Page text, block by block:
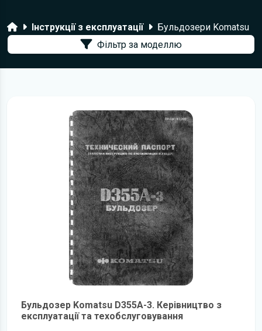
ГоловнаІнструкції з експлуатації
Бульдозери Komatsu
Фільтр за моделлю
Бульдозер Komatsu D355A-3. Керівництво з
експлуатації та техобслуговування